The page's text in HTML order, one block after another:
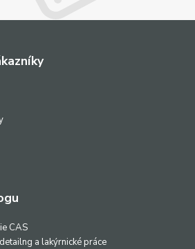
CAS
a lakýrnické práce